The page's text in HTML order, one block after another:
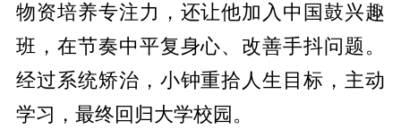
物资培养专注力，还让他加入中国鼓兴趣
班，在节奏中平复身心、改善手抖问题。
经过系统矫治，小钟重拾人生目标，主动
学习，最终回归大学校园。